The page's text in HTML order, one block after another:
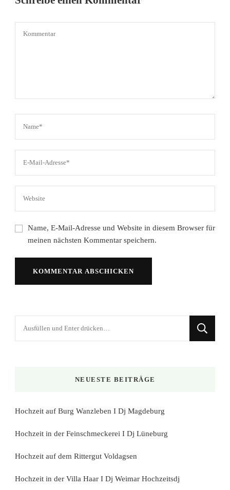
Name, E-Mail-Adresse und Website in diesem Browser für
meinen nächsten Kommentar speichern.
NEUESTE BEITRÄGE
Hochzeit auf Burg Wanzleben I Dj Magdeburg
Hochzeit in der Feinschmeckerei I Dj Lüneburg
Hochzeit auf dem Rittergut Voldagsen
Hochzeit in der Villa Haar I Dj Weimar Hochzeitsdj